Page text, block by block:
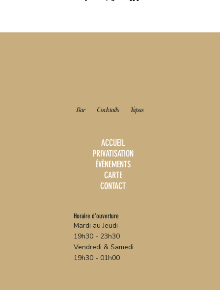
Bar Cocktails Tapas
ACCUEIL
PRIVATISATION
ÉVÈNEMENTS
CARTE
CONTACT
Horaire d'ouverture
Mardi au Jeudi
19h30 - 23h30
Vendredi & Samedi
19h30 - 01h00